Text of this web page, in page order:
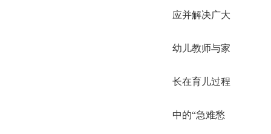
应并解决广大
幼儿教师与家
长在育儿过程
中的“急难愁